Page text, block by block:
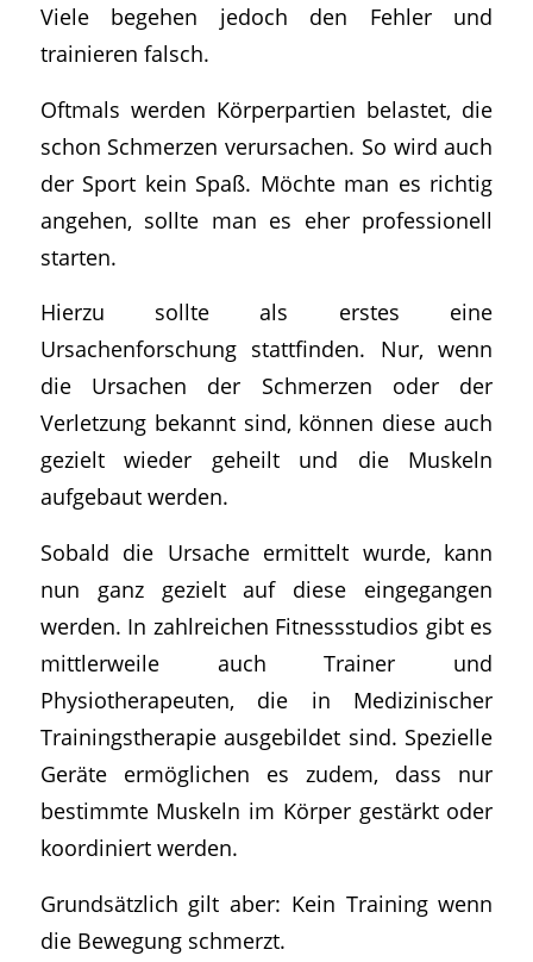
Viele begehen jedoch den Fehler und
trainieren falsch.
Oftmals werden Körperpartien belastet, die
schon Schmerzen verursachen. So wird auch
der Sport kein Spaß. Möchte man es richtig
angehen, sollte man es eher professionell
starten.
Hierzu sollte als erstes eine
Ursachenforschung stattfinden. Nur, wenn
die Ursachen der Schmerzen oder der
Verletzung bekannt sind, können diese auch
gezielt wieder geheilt und die Muskeln
aufgebaut werden.
Sobald die Ursache ermittelt wurde, kann
nun ganz gezielt auf diese eingegangen
werden. In zahlreichen Fitnessstudios gibt es
mittlerweile auch Trainer und
Physiotherapeuten, die in Medizinischer
Trainingstherapie ausgebildet sind. Spezielle
Geräte ermöglichen es zudem, dass nur
bestimmte Muskeln im Körper gestärkt oder
koordiniert werden.
Grundsätzlich gilt aber: Kein Training wenn
die Bewegung schmerzt.